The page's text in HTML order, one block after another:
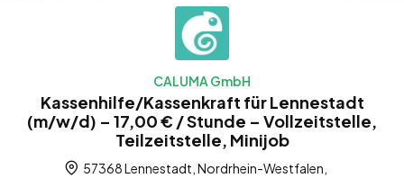
CALUMA GmbH
Kassenhilfe/Kassenkraft für Lennestadt
(m/w/d) – 17,00 € / Stunde – Vollzeitstelle,
Teilzeitstelle, Minijob
57368 Lennestadt, Nordrhein-Westfalen,